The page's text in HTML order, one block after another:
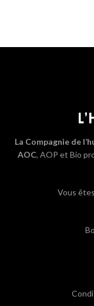
La Compagnie de
AOC, AOP et Bio
Vous